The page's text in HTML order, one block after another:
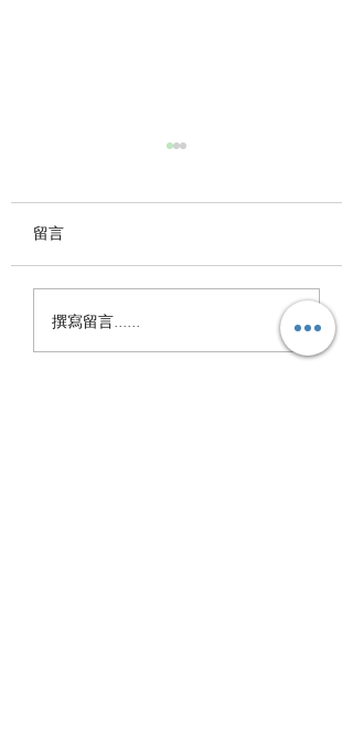
長青夥伴們隨著音樂緩緩流
慢舞出優雅，也慢舞出生命
的光彩。 每一次舞動， 都
是對生活最溫柔的詮釋。 #
國際慢舞協會 #慢漫舞 #長
留言
撰寫留言......